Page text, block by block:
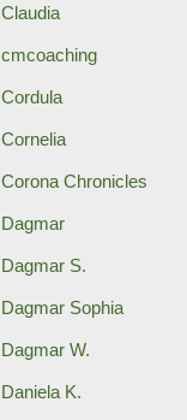
Claudia
cmcoaching
Cordula
Cornelia
Corona Chronicles
Dagmar
Dagmar S.
Dagmar Sophia
Dagmar W.
Daniela K.